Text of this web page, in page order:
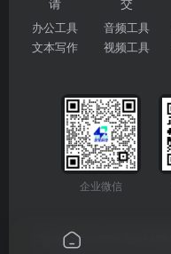
办公工具
文本写作
音频工具
视频工具
企业微信
Copyright © 2026